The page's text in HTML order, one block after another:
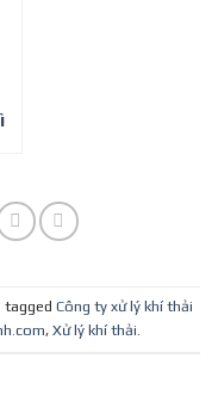
tagged Công ty xử lý khí thải
, Xử lý khí thải